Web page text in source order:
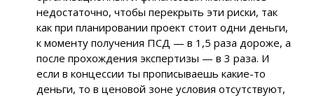
недостаточно, чтобы перекрыть эти риски, так
как при планировании проект стоит одни деньги,
к моменту получения ПСД — в 1,5 раза дороже, а
после прохождения экспертизы — в 3 раза. И
если в концессии ты прописываешь какие-то
деньги, то в ценовой зоне условия отсутствуют,